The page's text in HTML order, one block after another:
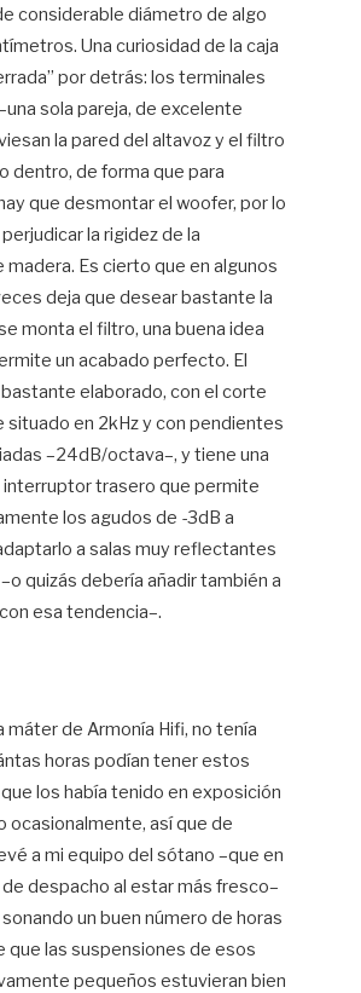
considerable diámetro de algo
Una curiosidad de la caja
por detrás: los terminales
sola pareja, de excelente
la pared del altavoz y el filtro
dentro, de forma que para
que desmontar el woofer, por lo
la rigidez de la
Es cierto que en algunos
deja que desear bastante la
monta el filtro, una buena idea
un acabado perfecto. El
elaborado, con el corte
en 2kHz y con pendientes
–24dB/octava–, y tiene una
interruptor trasero que permite
los agudos de -3dB a
a salas muy reflectantes
quizás debería añadir también a
esa tendencia–.
máter de Armonía Hifi, no tenía
horas podían tener estos
los había tenido en exposición
ocasionalmente, así que de
a mi equipo del sótano –que en
despacho al estar más fresco–
un buen número de horas
que las suspensiones de esos
pequeños estuvieran bien